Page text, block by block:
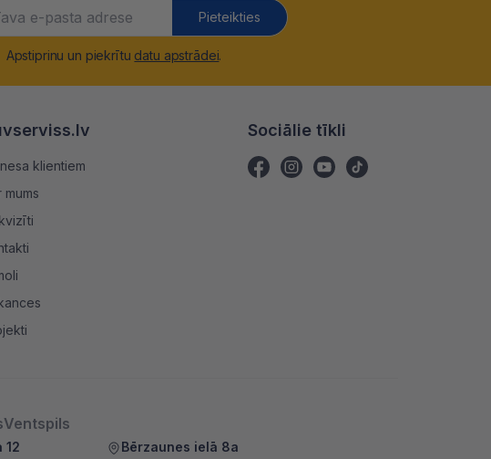
Pieteikties
Apstiprinu un piekrītu datu apstrādei.
klientiem
mums
Sociālie tīkli
Ventspils
12
Bērzaunes ielā 8a